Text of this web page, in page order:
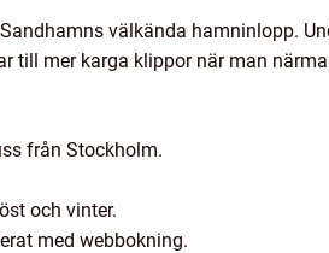
välkända hamninlopp.
till mer karga klippor när man
från Stockholm.
och vinter.
med webbokning.